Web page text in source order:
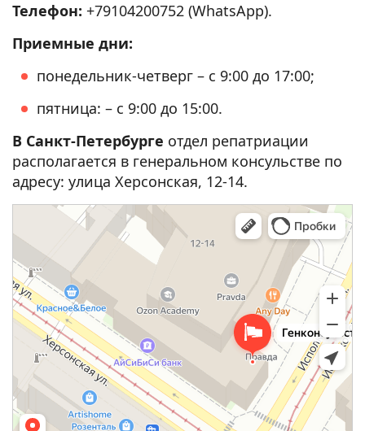
Телефон: +79104200752 (WhatsApp).
Приемные дни:
понедельник-четверг – с 9:00 до 17:00;
пятница: – с 9:00 до 15:00.
В Санкт-Петербурге отдел репатриации
располагается в генеральном консульстве по
адресу: улица Херсонская, 12-14.